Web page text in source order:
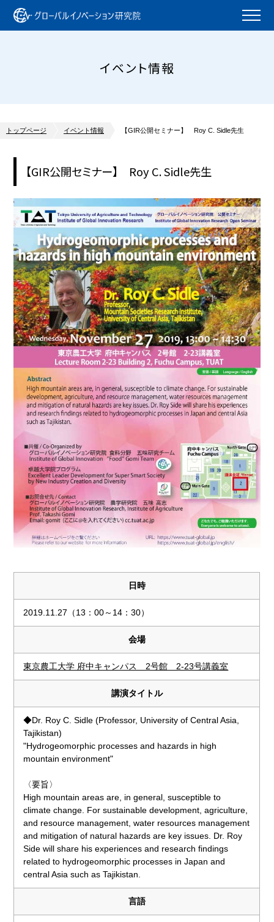
イベント情報
トップページ イベント情報 【GIR公開セミナー】 Roy C. Sidle先生
【GIR公開セミナー】 Roy C. Sidle先生
日時
2019.11.27（13：00～14：30）
会場
東京農工大学 府中キャンパス 2号館 2-23号講義室
講演タイトル
◆Dr. Roy C. Sidle (Professor, University of Central Asia,
Tajikistan)
"Hydrogeomorphic processes and hazards in high
mountain environment"
〈要旨〉
High mountain areas are, in general, susceptible to
climate change. For sustainable development, agriculture,
and resource management, water resources management
and mitigation of natural hazards are key issues. Dr. Roy
Side will share his experiences and research findings
related to hydrogeomorphic processes in Japan and
central Asia such as Tajikistan.
言語